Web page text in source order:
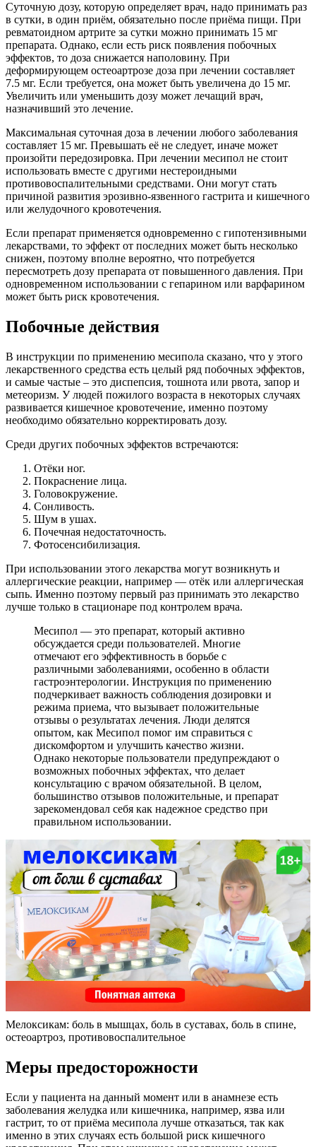
Суточную дозу, которую определяет врач, надо принимать раз
в сутки, в один приём, обязательно после приёма пищи. При
ревматоидном артрите за сутки можно принимать 15 мг
препарата. Однако, если есть риск появления побочных
эффектов, то доза снижается наполовину. При
деформирующем остеоартрозе доза при лечении составляет
7.5 мг. Если требуется, она может быть увеличена до 15 мг.
Увеличить или уменьшить дозу может лечащий врач,
назначивший это лечение.
Максимальная суточная доза в лечении любого заболевания
составляет 15 мг. Превышать её не следует, иначе может
произойти передозировка. При лечении месипол не стоит
использовать вместе с другими нестероидными
противовоспалительными средствами. Они могут стать
причиной развития эрозивно-язвенного гастрита и кишечного
или желудочного кровотечения.
Если препарат применяется одновременно с гипотензивными
лекарствами, то эффект от последних может быть несколько
снижен, поэтому вполне вероятно, что потребуется
пересмотреть дозу препарата от повышенного давления. При
одновременном использовании с гепарином или варфарином
может быть риск кровотечения.
Побочные действия
В инструкции по применению месипола сказано, что у этого
лекарственного средства есть целый ряд побочных эффектов,
и самые частые – это диспепсия, тошнота или рвота, запор и
метеоризм. У людей пожилого возраста в некоторых случаях
развивается кишечное кровотечение, именно поэтому
необходимо обязательно корректировать дозу.
Среди других побочных эффектов встречаются:
Отёки ног.
Покраснение лица.
Головокружение.
Сонливость.
Шум в ушах.
Почечная недостаточность.
Фотосенсибилизация.
При использовании этого лекарства могут возникнуть и
аллергические реакции, например — отёк или аллергическая
сыпь. Именно поэтому первый раз принимать это лекарство
лучше только в стационаре под контролем врача.
Месипол — это препарат, который активно
обсуждается среди пользователей. Многие
отмечают его эффективность в борьбе с
различными заболеваниями, особенно в области
гастроэнтерологии. Инструкция по применению
подчеркивает важность соблюдения дозировки и
режима приема, что вызывает положительные
отзывы о результатах лечения. Люди делятся
опытом, как Месипол помог им справиться с
дискомфортом и улучшить качество жизни.
Однако некоторые пользователи предупреждают о
возможных побочных эффектах, что делает
консультацию с врачом обязательной. В целом,
большинство отзывов положительные, и препарат
зарекомендовал себя как надежное средство при
правильном использовании.
Мелоксикам: боль в мышцах, боль в суставах, боль в спине,
остеоартроз, противовоспалительное
Меры предосторожности
Если у пациента на данный момент или в анамнезе есть
заболевания желудка или кишечника, например, язва или
гастрит, то от приёма месипола лучше отказаться, так как
именно в этих случаях есть большой риск кишечного